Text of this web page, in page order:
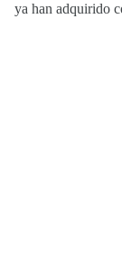
ya han adquirido